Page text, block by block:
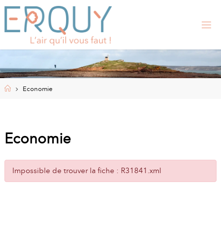
Skip
content
RQ
UY
, SI
EL
DE
HomeEconomie
Economie
Impossible de trouver la fiche : R31841.xml